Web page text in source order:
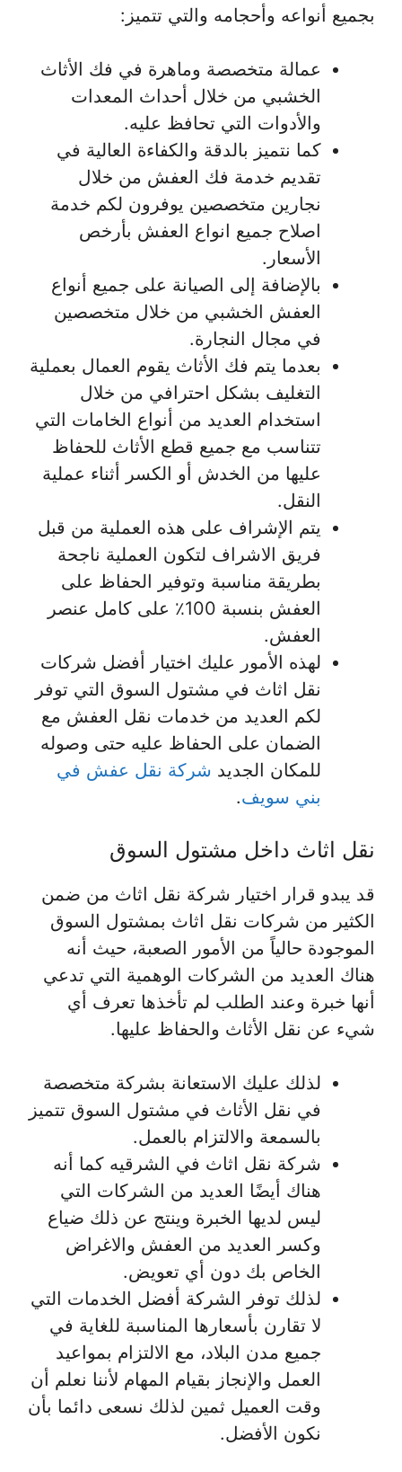
بجميع أنواعه وأحجامه والتي تتميز:
عمالة متخصصة وماهرة في فك الأثاث
الخشبي من خلال أحداث المعدات
والأدوات التي تحافظ عليه.
كما نتميز بالدقة والكفاءة العالية في
تقديم خدمة فك العفش من خلال
نجارين متخصصين يوفرون لكم خدمة
اصلاح جميع انواع العفش بأرخص
الأسعار.
بالإضافة إلى الصيانة على جميع أنواع
العفش الخشبي من خلال متخصصين
في مجال النجارة.
بعدما يتم فك الأثاث يقوم العمال بعملية
التغليف بشكل احترافي من خلال
استخدام العديد من أنواع الخامات التي
تتناسب مع جميع قطع الأثاث للحفاظ
عليها من الخدش أو الكسر أثناء عملية
النقل.
يتم الإشراف على هذه العملية من قبل
فريق الاشراف لتكون العملية ناجحة
بطريقة مناسبة وتوفير الحفاظ على
العفش بنسبة 100٪ على كامل عنصر
العفش.
لهذه الأمور عليك اختيار أفضل شركات
نقل اثاث في مشتول السوق التي توفر
لكم العديد من خدمات نقل العفش مع
الضمان على الحفاظ عليه حتى وصوله
للمكان الجديد شركة نقل عفش في
بني سويف.
نقل اثاث داخل مشتول السوق
قد يبدو قرار اختيار شركة نقل اثاث من ضمن
الكثير من شركات نقل اثاث بمشتول السوق
الموجودة حالياً من الأمور الصعبة، حيث أنه
هناك العديد من الشركات الوهمية التي تدعي
أنها خبرة وعند الطلب لم تأخذها تعرف أي
شيء عن نقل الأثاث والحفاظ عليها.
لذلك عليك الاستعانة بشركة متخصصة
في نقل الأثاث في مشتول السوق تتميز
بالسمعة والالتزام بالعمل.
شركة نقل اثاث في الشرقيه كما أنه
هناك أيضًا العديد من الشركات التي
ليس لديها الخبرة وينتج عن ذلك ضياع
وكسر العديد من العفش والاغراض
الخاص بك دون أي تعويض.
لذلك توفر الشركة أفضل الخدمات التي
لا تقارن بأسعارها المناسبة للغاية في
جميع مدن البلاد، مع الالتزام بمواعيد
العمل والإنجاز بقيام المهام لأننا نعلم أن
وقت العميل ثمين لذلك نسعى دائما بأن
نكون الأفضل.